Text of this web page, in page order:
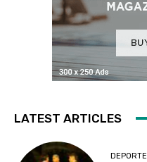
LATEST ARTICLES
DEPORTE